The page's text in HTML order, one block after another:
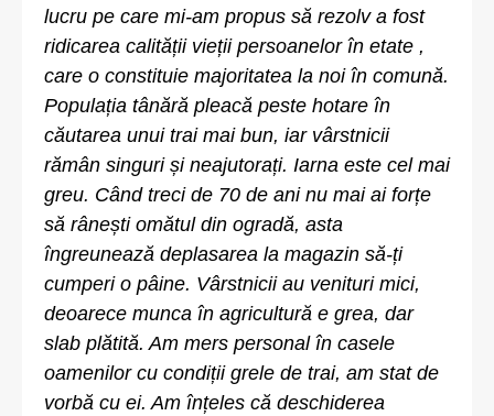
lucru pe care mi-am propus să rezolv a fost
ridicarea calității vieții persoanelor în etate ,
care o constituie majoritatea la noi în comună.
Populația tânără pleacă peste hotare în
căutarea unui trai mai bun, iar vârstnicii
rămân singuri și neajutorați. Iarna este cel mai
greu. Când treci de 70 de ani nu mai ai forțe
să rânești omătul din ogradă, asta
îngreunează deplasarea la magazin să-ți
cumperi o pâine. Vârstnicii au venituri mici,
deoarece munca în agricultură e grea, dar
slab plătită. Am mers personal în casele
oamenilor cu condiții grele de trai, am stat de
vorbă cu ei. Am înțeles că deschiderea